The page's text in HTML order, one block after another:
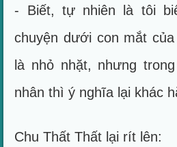
- Biết, tự nhiên là tôi
chuyện dưới con mắt
là nhỏ nhặt, nhưng
nhân thì ý nghĩa lại khác
Chu Thất Thất lại rít lên: